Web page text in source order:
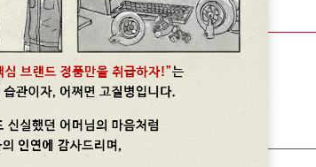
장정보
6294 3481